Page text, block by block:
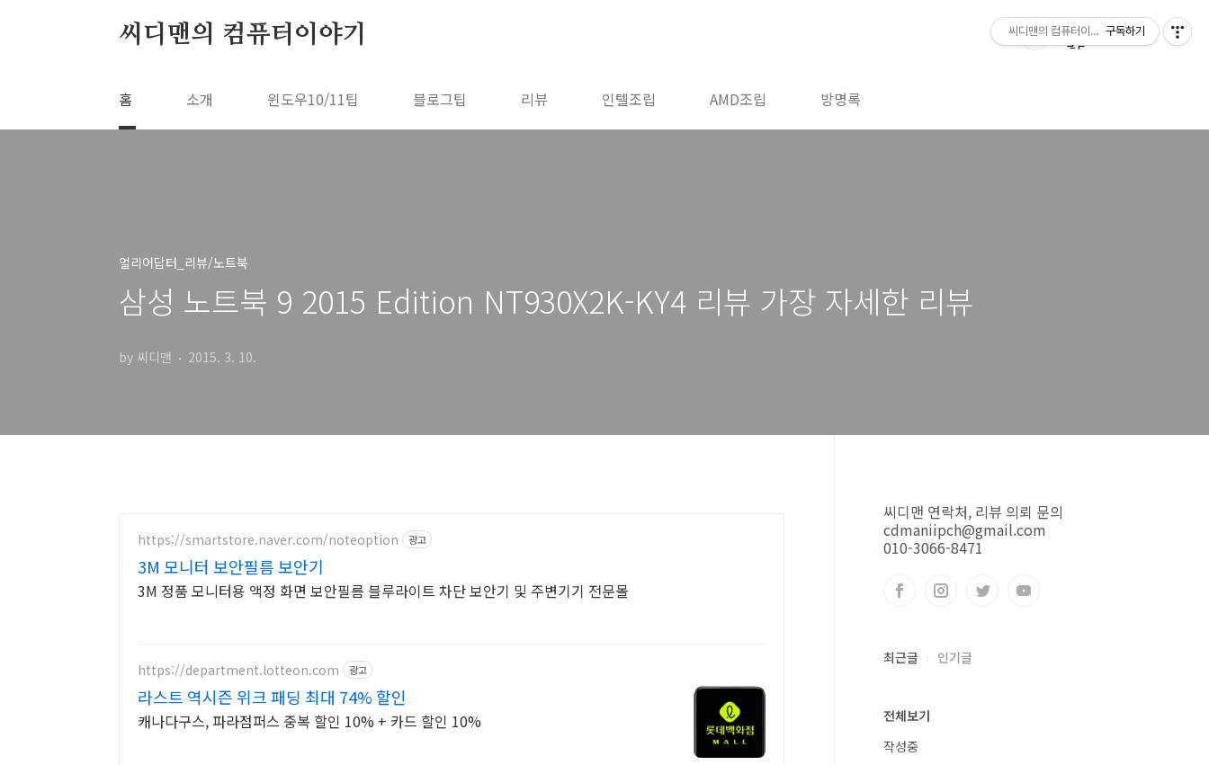
씨디맨의 컴퓨터이야기
홈 소개 윈도우10/11팁 블로그팁 리뷰 인텔조립 AMD조립 방명록
얼리어답터_리뷰/노트북
삼성 노트북 9 2015 Edition NT930X2K-KY4 리뷰 가장 자세한 리뷰
by 씨디맨 2015. 3. 10.
https://smartstore.naver.com/noteoption 광고
3M 모니터 보안필름 보안기
3M 정품 모니터용 액정 화면 보안필름 블루라이트 차단 보안기 및 주변기기 전문몰
https://department.lotteon.com 광고
라스트 역시즌 위크 패딩 최대 74% 할인
캐나다구스, 파라점퍼스 중복 할인 10% + 카드 할인 10%
씨디맨 연락처, 리뷰 의뢰 문의
cdmaniipch@gmail.com
010-3066-8471
최근글 인기글
전체보기
작성중
씨디맨의 컴퓨터이야기구독하기